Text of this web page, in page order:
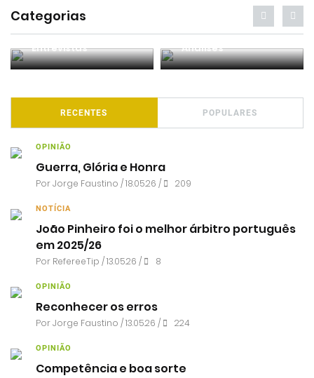
Categorias
Entrevistas Análises
RECENTES POPULARES
OPINIÃO
Guerra, Glória e Honra
PorJorge Faustino / 18.05.26 / 209
NOTÍCIA
João Pinheiro foi o melhor árbitro português
em 2025/26
Por RefereeTip / 13.05.26 / 8
OPINIÃO
Reconhecer os erros
PorJorge Faustino / 13.05.26 / 224
OPINIÃO
Competência e boa sorte